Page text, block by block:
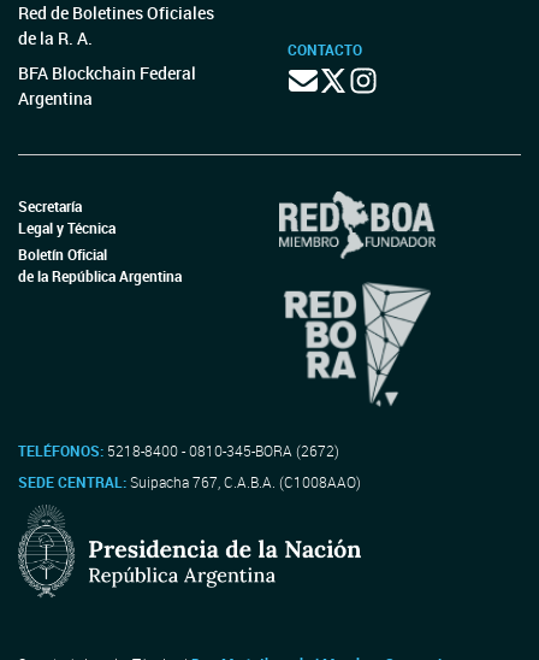
Red de Boletines Oficiales
de la R. A.
BFA Blockchain Federal
Argentina
CONTACTO
Secretaría
Legal y Técnica
Boletín Oficial
de la República Argentina
TELÉFONOS: 5218-8400 - 0810-345-BORA (2672)
SEDE CENTRAL:Suipacha 767, C.A.B.A. (C1008AAO)